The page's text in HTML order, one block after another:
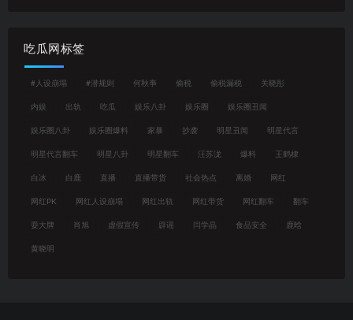
吃瓜网标签
#人设崩塌 #潜规则 何秋亊 偷税 偷税漏税 关晓彤
内娱 出轨 吃瓜 娱乐八卦 娱乐圈 娱乐圈丑闻
娱乐圈八卦 娱乐圈爆料 家暴 抄袭 明星丑闻 明星代言
明星代言翻车 明星八卦 明星翻车 汪苏泷 爆料 王鹤棣
白冰 白鹿 直播 直播带货 社会热点 离婚 网红
网红PK 网红人设崩塌 网红出轨 网红带货 网红翻车 翻车
耍大牌 肖旭 虚假宣传 辟谣 闫学晶 食品安全 鹿晗
黄晓明